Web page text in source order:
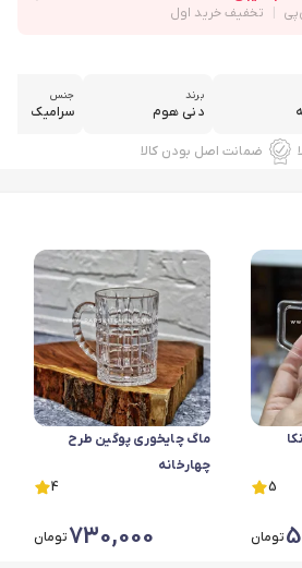
برند
دنی هوم
جنس
سرامیک
ضمانت اصل بودن کالا
5
تومان
ماگ چایخوری پوگین طرح
چهارخانه
4
730,000تومان